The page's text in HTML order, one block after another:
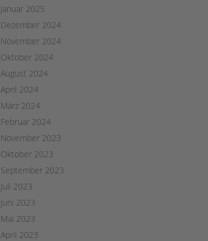
Januar 2025
Dezember 2024
November 2024
Oktober 2024
August 2024
April 2024
März 2024
Februar 2024
November 2023
Oktober 2023
September 2023
Juli 2023
Juni 2023
Mai 2023
April 2023